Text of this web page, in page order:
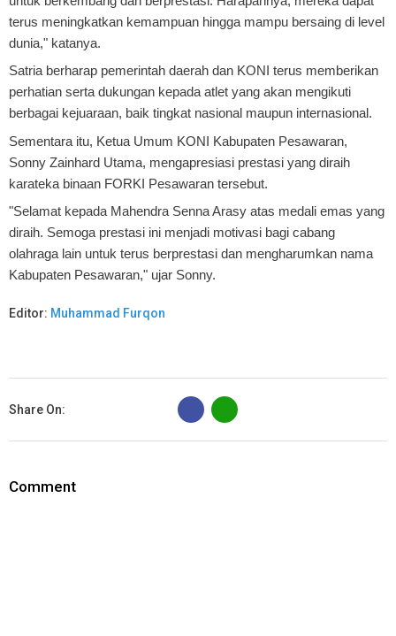
terus meningkatkan kemampuan hingga mampu bersaing di level
dunia," katanya.
Satria berharap pemerintah daerah dan KONI terus memberikan
perhatian serta dukungan kepada atlet yang akan mengikuti
berbagai kejuaraan, baik tingkat nasional maupun internasional.
Sementara itu, Ketua Umum KONI Kabupaten Pesawaran,
Sonny Zainhard Utama, mengapresiasi prestasi yang diraih
karateka binaan FORKI Pesawaran tersebut.
"Selamat kepada Mahendra Senna Arasy atas medali emas yang
diraih. Semoga prestasi ini menjadi motivasi bagi cabang
olahraga lain untuk terus berprestasi dan mengharumkan nama
Kabupaten Pesawaran," ujar Sonny.
Editor: Muhammad Furqon
Share On:
B
Comment